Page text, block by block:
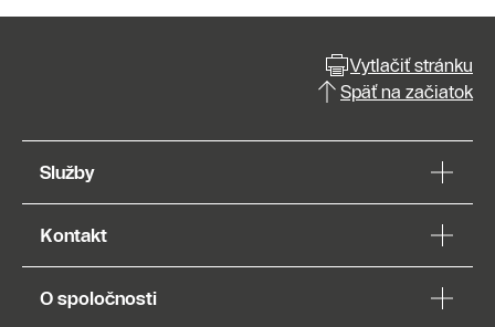
Vytlačiť stránku
Späť na začiatok
Služby
Kontakt
O spoločnosti